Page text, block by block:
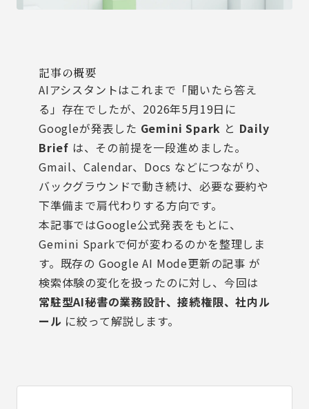
記事の概要
AIアシスタントはこれまで「聞いたら答え
る」存在でしたが、2026年5月19日に
Googleが発表した Gemini Spark と Daily
Brief は、その前提を一段進めました。
Gmail、Calendar、Docs などにつながり、
バックグラウンドで動き続け、必要な要約や
下準備まで肩代わりする方向です。
本記事ではGoogle公式発表をもとに、
Gemini Sparkで何が変わるのかを整理しま
す。既存の Google AI Mode更新の記事 が
検索体験の変化を扱ったのに対し、今回は
常駐型AI秘書の業務設計、接続権限、社内ル
ール に絞って解説します。